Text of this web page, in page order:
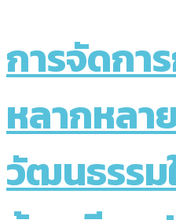
การจัดกา
หลากหลา
วัฒนธรรม